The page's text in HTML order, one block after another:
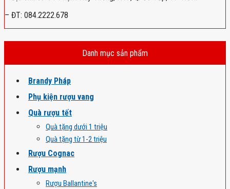
– ĐT: 084.2222.678
Danh mục sản phẩm
Brandy Pháp
Phụ kiện rượu vang
Quà rượu tết
Quà tặng dưới 1 triệu
Quà tặng từ 1-2 triệu
Rượu Cognac
Rượu mạnh
Rượu Ballantine's